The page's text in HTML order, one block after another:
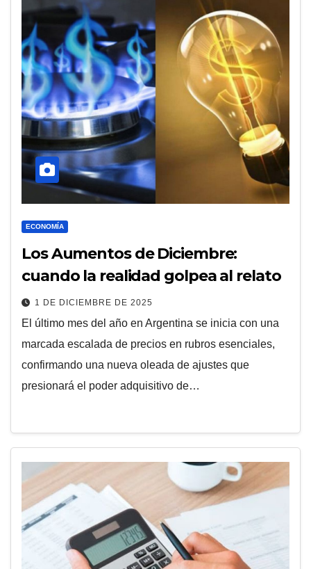
ECONOMÍA
Los Aumentos de Diciembre:
cuando la realidad golpea al relato
1 DE DICIEMBRE DE 2025
El último mes del año en Argentina se inicia con una
marcada escalada de precios en rubros esenciales,
confirmando una nueva oleada de ajustes que
presionará el poder adquisitivo de…